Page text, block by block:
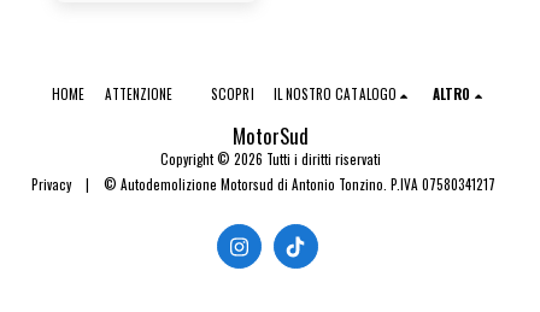
MotorSud
Copyright © 2026 Tutti i diritti riservati
Privacy| © Autodemolizione Motorsud di Antonio Tonzino. P.IVA 07580341217
HOME ATTENZIONE SCOPRI IL NOSTRO CATALOGO ALTRO